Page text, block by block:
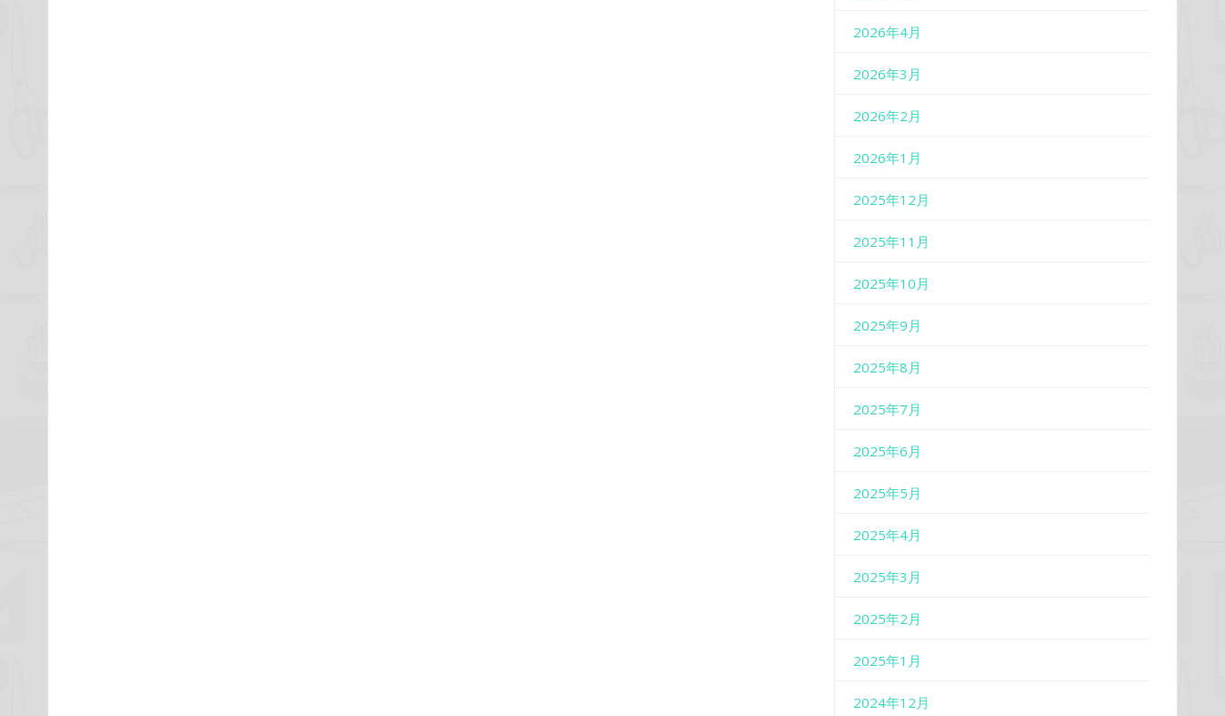
2026年4月
2026年3月
2026年2月
2026年1月
2025年12月
2025年11月
2025年10月
2025年9月
2025年8月
2025年7月
2025年6月
2025年5月
2025年4月
2025年3月
2025年2月
2025年1月
2024年12月